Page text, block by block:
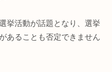
挙活動が話題となり、選挙
あることも否定できません